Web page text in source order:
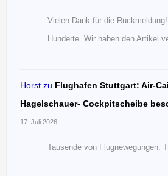
Vielen Dank für die
Hunderte. Wir haben den Artikel
Horst zu Flughafen Stuttgart: Air-
Hagelschauer- Cockpitscheibe
17. Juli 2026
Tausende von Flugnewegungen.